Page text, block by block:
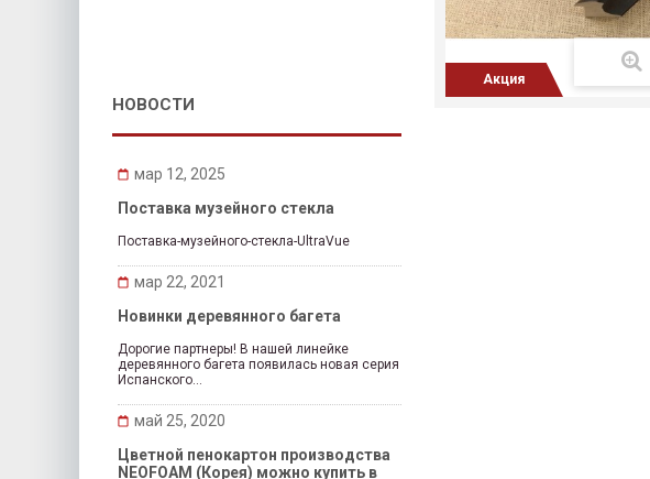
НОВОСТИ
мар 12, 2025
Поставка музейного стекла
Поставка-музейного-стекла-UltraVue
мар 22, 2021
Новинки деревянного багета
Дорогие партнеры! В нашей линейке
деревянного багета появилась новая серия
Испанского...
май 25, 2020
Цветной пенокартон производства
NEOFOAM (Корея) можно купить в
Акция